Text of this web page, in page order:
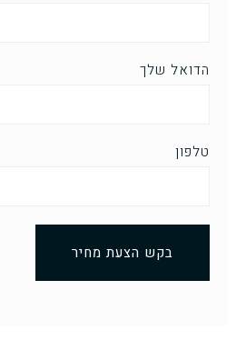
הדואל שלך
טלפון
בקש הצעת מחיר